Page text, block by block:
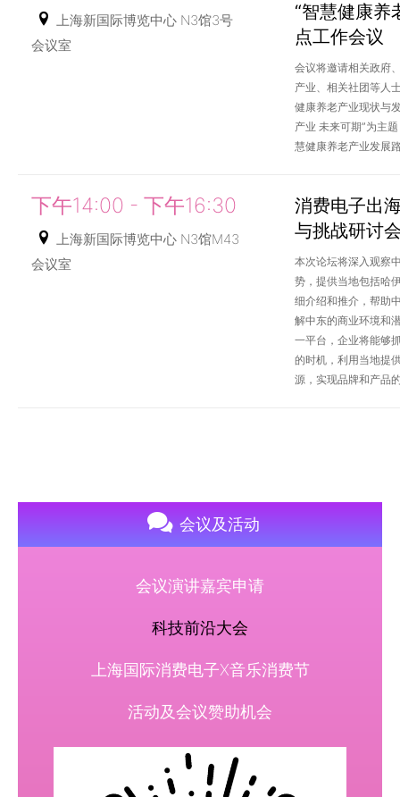
上海新国际博览中心 N3馆3号
会议室
“智慧健康养
点工作会议
会议将邀请相关政府
产业、相关社团等人
健康养老产业现状与
产业 未来可期”为主
慧健康养老产业发展
下午14:00 - 下午16:30
上海新国际博览中心 N3馆M43
会议室
消费电子出
与挑战研讨
本次论坛将深入观察
势，提供当地包括哈
细介绍和推介，帮助
解中东的商业环境和
一平台，企业将能够
的时机，利用当地提
源，实现品牌和产品
会议及活动
会议演讲嘉宾申请
科技前沿大会
上海国际消费电子X音乐消费节
活动及会议赞助机会